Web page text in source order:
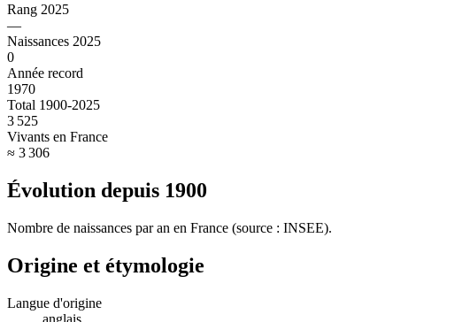
Rang 2025
—
Naissances 2025
0
Année record
1970
Total 1900-2025
3 525
Vivants en France
≈ 3 306
Évolution depuis 1900
Nombre de naissances par an en France (source : INSEE).
Origine et étymologie
Langue d'origine
anglais